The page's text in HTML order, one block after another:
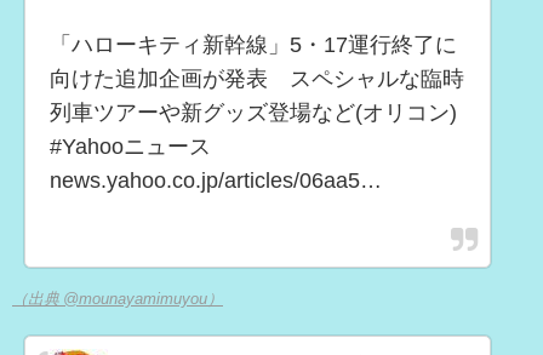
「ハローキティ新幹線」5・17運行終了に
向けた追加企画が発表 スペシャルな臨時
列車ツアーや新グッズ登場など(オリコン)
#Yahooニュース
news.yahoo.co.jp/articles/06aa5…
（出典 @mounayamimuyou）